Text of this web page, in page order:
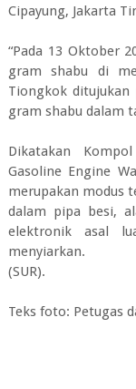
Cipayung, Jakarta
“Pada 13 Oktober
gram shabu di
Tiongkok ditujukan
gram shabu dalam
Dikatakan
Gasoline Engine
merupakan modus
dalam pipa besi,
elektronik asal
menyiarkan.
(SUR).
Teks foto: Petugas